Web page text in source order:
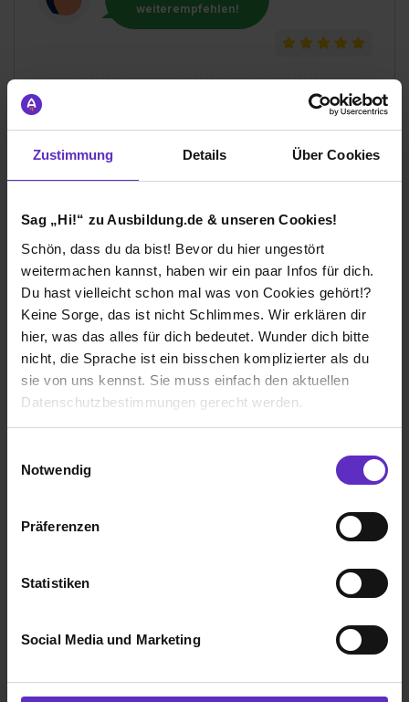
Zustimmung Details Über Cookies
Sag „Hi!“ zu Ausbildung.de & unseren Cookies!
Schön, dass du da bist! Bevor du hier ungestört
weitermachen kannst, haben wir ein paar Infos für dich.
Du hast vielleicht schon mal was von Cookies gehört!?
Keine Sorge, das ist nicht Schlimmes. Wir erklären dir
hier, was das alles für dich bedeutet. Wunder dich bitte
nicht, die Sprache ist ein bisschen komplizierter als du
sie von uns kennst. Sie muss einfach den aktuellen
Datenschutzbestimmungen gerecht werden.
Benutzung der Webseite getroffenen Einstellungen zu
Webseite zu analysieren („Statistiken“), um
Informationen zu deiner Verwendung unserer Website an
Analysen weiterzugeben und um Inhalte und Anzeigen zu
Partner führen diese Informationen möglicherweise mit
Notwendig
Präferenzen
Statistiken
Social Media und Marketing
weiterempfehlen!
Wie gefällt dir die Ausbildung bei deiner
Firma?
Breites Themengebiet bereits während der Ausbildung.
Einsatz in allen Abteilungen des Unternehmens.
+ Abwechslungsreich + Kundenkontakt + Außentermine
GWG Gesellschaft für Wohnungs- und
Gewerbebau Baden-Württemberg AG
Stuttgart
7 Std. pro Tag